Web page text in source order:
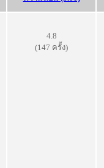
4.8
(147 ครั้ง)